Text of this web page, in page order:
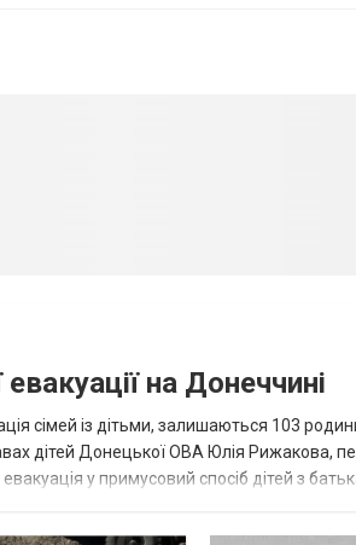
на Донеччині
сімей із дітьми, залишаються 103
дітей Донецької ОВА Юлія Рижакова,
у примусовий спосіб дітей з